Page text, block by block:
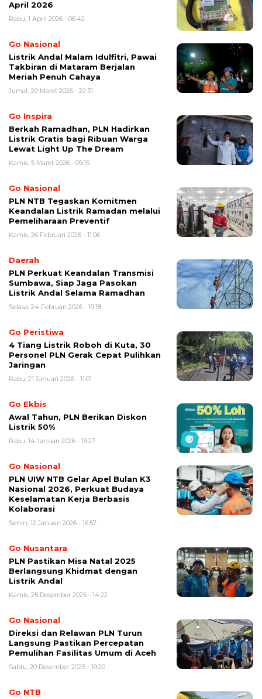
April 2026
Rabu, 1 April 2026 - 06:42
Go Nasional
Listrik Andal Malam Idulfitri, Pawai
Takbiran di Mataram Berjalan
Meriah Penuh Cahaya
Jumat, 20 Maret 2026 - 22:31
Go Inspira
Berkah Ramadhan, PLN Hadirkan
Listrik Gratis bagi Ribuan Warga
Lewat Light Up The Dream
Kamis, 5 Maret 2026 - 09:15
Go Nasional
PLN NTB Tegaskan Komitmen
Keandalan Listrik Ramadan melalui
Pemeliharaan Preventif
Kamis, 26 Februari 2026 - 11:06
Daerah
PLN Perkuat Keandalan Transmisi
Sumbawa, Siap Jaga Pasokan
Listrik Andal Selama Ramadhan
Selasa, 24 Februari 2026 - 19:18
Go Peristiwa
4 Tiang Listrik Roboh di Kuta, 30
Personel PLN Gerak Cepat Pulihkan
Jaringan
Rabu, 21 Januari 2026 - 11:01
Go Ekbis
Awal Tahun, PLN Berikan Diskon
Listrik 50%
Rabu, 14 Januari 2026 - 19:27
Go Nasional
PLN UIW NTB Gelar Apel Bulan K3
Nasional 2026, Perkuat Budaya
Keselamatan Kerja Berbasis
Kolaborasi
Senin, 12 Januari 2026 - 16:57
Go Nusantara
PLN Pastikan Misa Natal 2025
Berlangsung Khidmat dengan
Listrik Andal
Kamis, 25 Desember 2025 - 14:22
Go Nasional
Direksi dan Relawan PLN Turun
Langsung Pastikan Percepatan
Pemulihan Fasilitas Umum di Aceh
Sabtu, 20 Desember 2025 - 19:20
Go NTB